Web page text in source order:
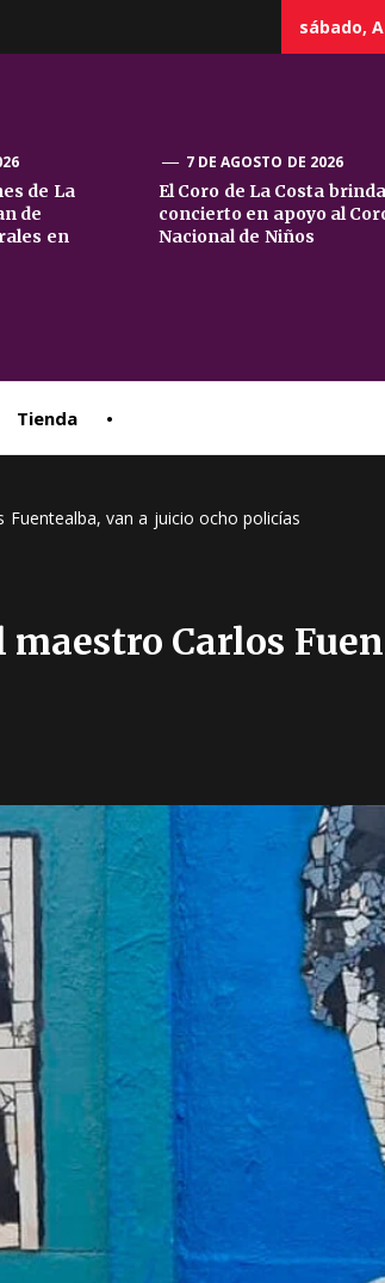
sábado,
de La
de
en
7 DE AGOSTO DE 2026
El Coro de La Costa
concierto en apoyo al
Nacional de Niños
Tienda •
van a juicio ocho policías
maestro Carlos